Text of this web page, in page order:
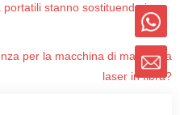
stanno sostituendo i
per la macchina di marcatura
laser in fibra?